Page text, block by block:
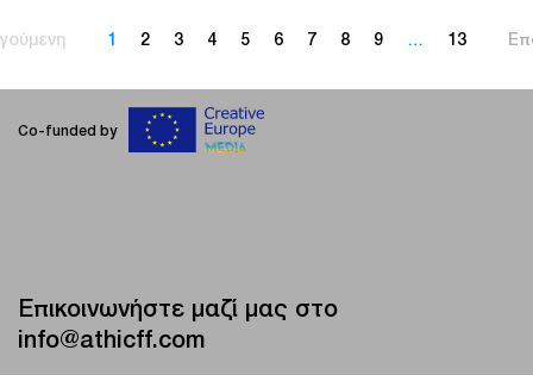
1 2 3 4 5 6 7 8 9 … 13
Co-funded by
Επικοινωνήστε μαζί μας στο
info@athicff.com